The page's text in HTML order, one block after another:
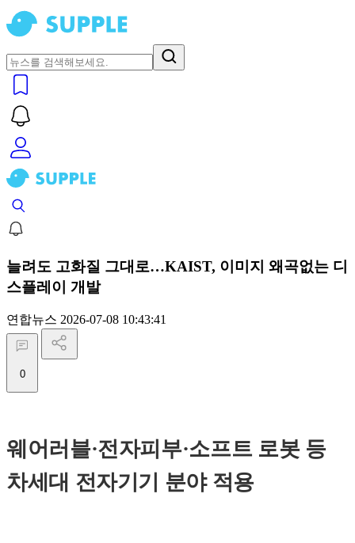
늘려도 고화질 그대로…KAIST, 이미지 왜곡없는 디
스플레이 개발
연합뉴스 2026-07-08 10:43:41
0
웨어러블·전자피부·소프트 로봇 등
차세대 전자기기 분야 적용